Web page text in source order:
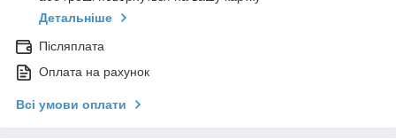
Детальніше
Післяплата
Оплата на рахунок
Всі умови оплати